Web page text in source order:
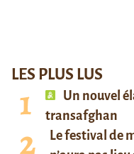
LES PLUS LUS
Un nouvel
transafghan
Le festival de